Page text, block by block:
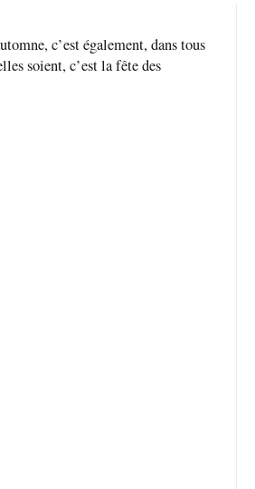
soient, c’est la fête des